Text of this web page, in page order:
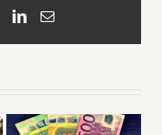
LinkedIn
Email